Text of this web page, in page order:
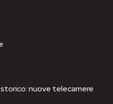
nuove telecamere